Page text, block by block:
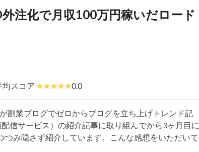
注化で月収100万円稼いだロード
均スコア 0.0
副業ブログでゼロからブログを立ち上げトレンド記
信サービス）の紹介記事に取り組んでから3ヶ月目に
つみ隠さず紹介しています。こんな感想をいただいて